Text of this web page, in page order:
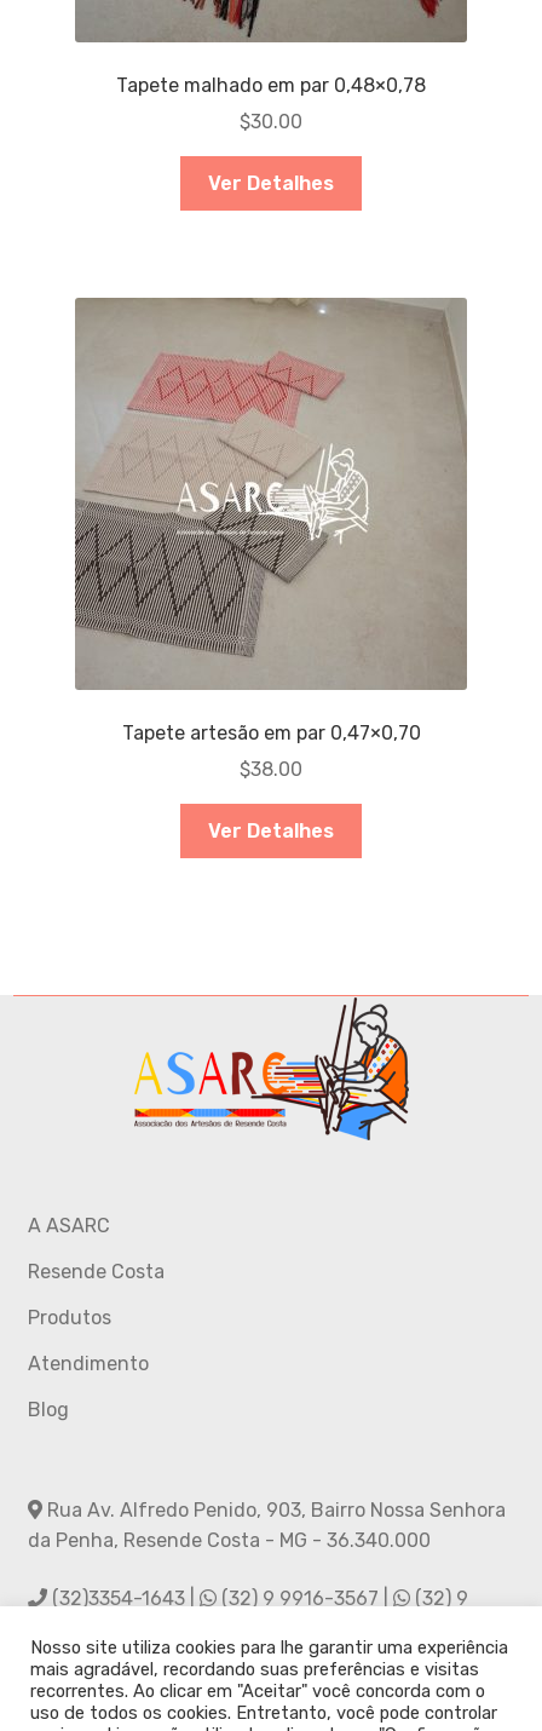
Tapete malhado em par 0,48×0,78
$30.00
Ver Detalhes
Tapete artesão em par 0,47×0,70
$38.00
Ver Detalhes
A ASARC
Resende Costa
Produtos
Atendimento
Blog
Rua Av. Alfredo Penido, 903, Bairro Nossa Senhora
da Penha, Resende Costa - MG - 36.340.000
(32)3354-1643 | (32) 9 9916-3567 |
(32) 9
asarc.rc@hotmail.com
Nosso site utiliza cookies para lhe garantir uma experiência
mais agradável, recordando suas preferências e visitas
recorrentes. Ao clicar em "Aceitar" você concorda com o
uso de todos os cookies. Entretanto, você pode controlar